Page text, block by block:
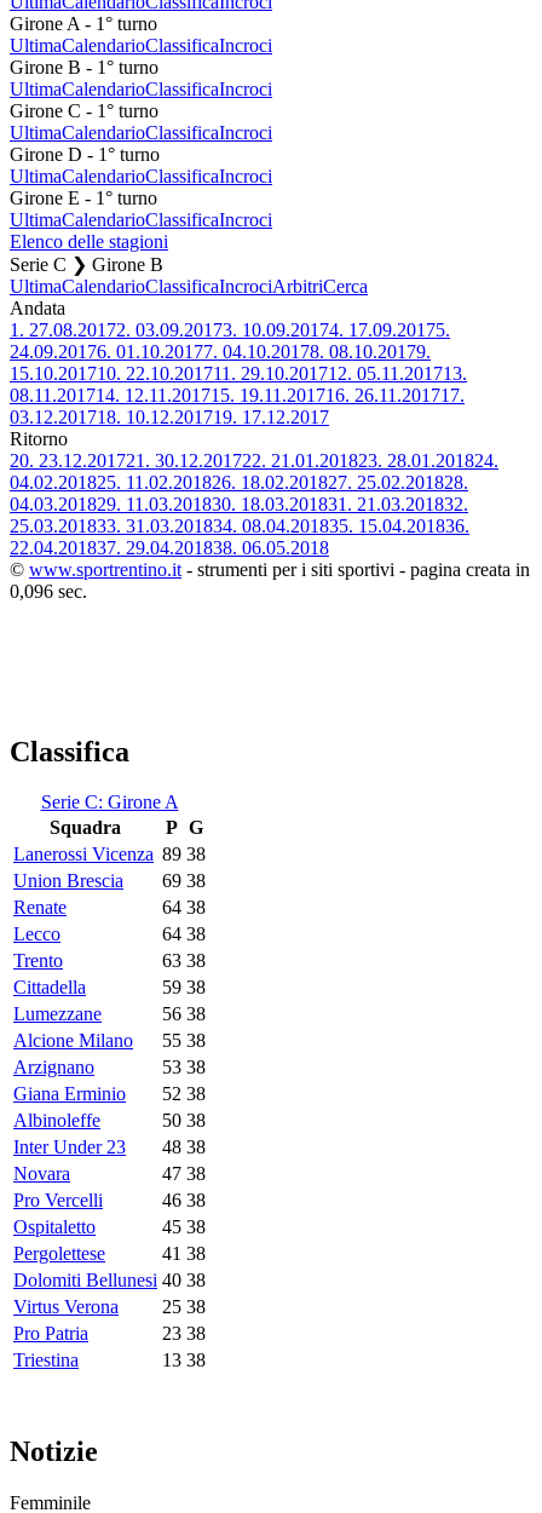
Girone A - 1° turno
UltimaCalendarioClassificaIncroci
Girone B - 1° turno
UltimaCalendarioClassificaIncroci
Girone C - 1° turno
UltimaCalendarioClassificaIncroci
Girone D - 1° turno
UltimaCalendarioClassificaIncroci
Girone E - 1° turno
UltimaCalendarioClassificaIncroci
Elenco delle stagioni
Serie C ❯ Girone B
UltimaCalendarioClassificaIncrociArbitriCerca
Andata
1. 27.08.20172. 03.09.20173. 10.09.20174. 17.09.20175.
24.09.20176. 01.10.20177. 04.10.20178. 08.10.20179.
15.10.201710. 22.10.201711. 29.10.201712. 05.11.201713.
08.11.201714. 12.11.201715. 19.11.201716. 26.11.201717.
03.12.201718. 10.12.201719. 17.12.2017
Ritorno
20. 23.12.201721. 30.12.201722. 21.01.201823. 28.01.201824.
04.02.201825. 11.02.201826. 18.02.201827. 25.02.201828.
04.03.201829. 11.03.201830. 18.03.201831. 21.03.201832.
25.03.201833. 31.03.201834. 08.04.201835. 15.04.201836.
22.04.201837. 29.04.201838. 06.05.2018
© www.sportrentino.it - strumenti per i siti sportivi - pagina creata in
0,096 sec.
Classifica
Serie C: Girone A
Squadra
P G
Lanerossi Vicenza 89 38
Union Brescia
69 38
Renate
64 38
Lecco
64 38
Trento
63 38
Cittadella
59 38
Lumezzane
56 38
Alcione Milano
55 38
Arzignano
53 38
Giana Erminio
52 38
Albinoleffe
50 38
Inter Under 23
48 38
Novara
47 38
Pro Vercelli
46 38
Ospitaletto
45 38
Pergolettese
41 38
Dolomiti Bellunesi 40 38
Virtus Verona
25 38
Pro Patria
23 38
Triestina
13 38
Notizie
Femminile